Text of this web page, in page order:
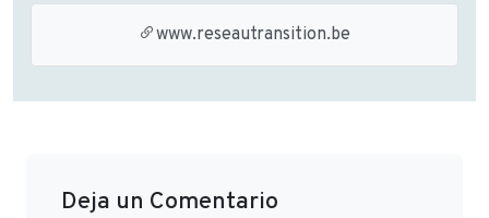
www.reseautransition.be
Deja un Comentario